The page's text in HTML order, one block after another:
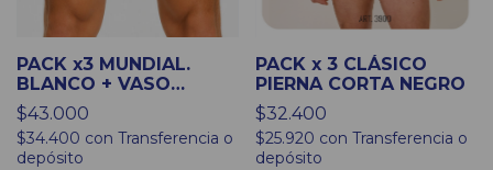
PACK x3 MUNDIAL.
BLANCO + VASO
FERNETERO Y MOCHILA
BOTINERA
$43.000
$34.400 con Transferencia o
depósito
PACK x 3 CLÁSICO
PIERNA CORTA NEGRO
$32.400
$25.920 con Transferencia o
depósito